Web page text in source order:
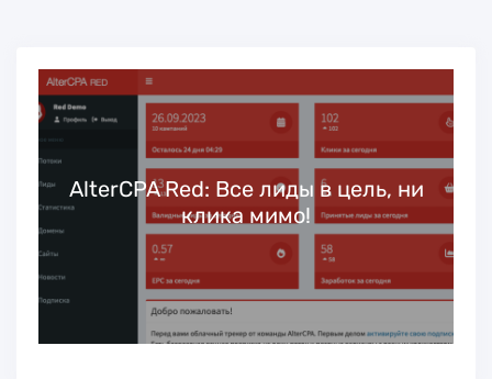
AlterCPA Red: Все лиды в цель, ни
клика мимо!